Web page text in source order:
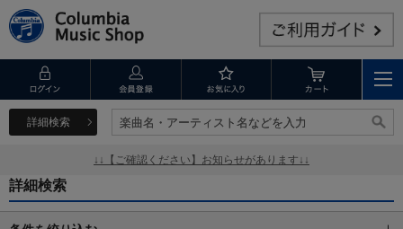
詳細検索 楽曲名・アーティスト名などを入力
楽曲名・アーティスト名などを入力
↓↓【ご確認ください】お知らせがあります↓↓
詳細検索